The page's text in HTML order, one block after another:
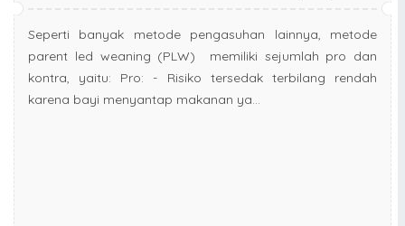
Seperti banyak metode pengasuhan lainnya, metode
parent led weaning (PLW) memiliki sejumlah pro dan
kontra, yaitu: Pro: - Risiko tersedak terbilang rendah
karena bayi menyantap makanan ya...